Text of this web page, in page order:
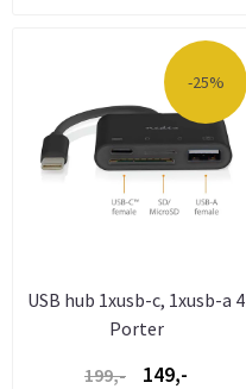
-25%
USB hub 1xusb-c, 1xusb-a 4
Porter
199,-
149,-